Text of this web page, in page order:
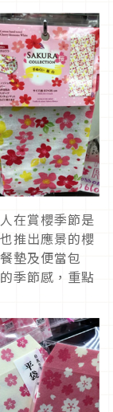
在賞櫻季節是
推出應景的櫻
墊及便當包
季節感，重點